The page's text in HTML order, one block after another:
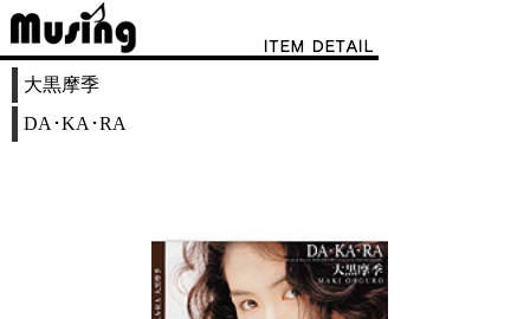
大黒摩季
DA･KA･RA